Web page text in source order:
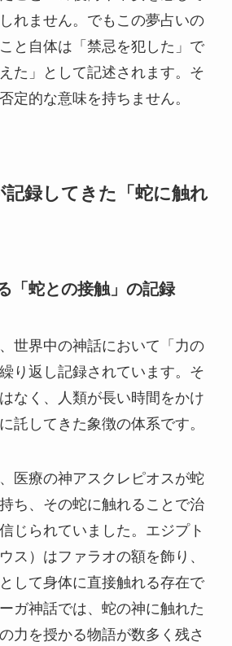
れません。でもこの夢占いの
と自体は「禁忌を犯した」で
た」として記述されます。そ
定的な意味を持ちません。
記録してきた「蛇に触れ
「蛇との接触」の記録
世界中の神話において「力の
り返し記録されています。そ
なく、人類が長い時間をかけ
託してきた象徴の体系です。
医療の神アスクレピオスが蛇
ち、その蛇に触れることで治
じられていました。エジプト
ス）はファラオの額を飾り、
して身体に直接触れる存在で
ガ神話では、蛇の神に触れた
力を授かる物語が数多く残さ